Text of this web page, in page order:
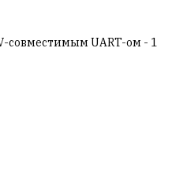
совместимым UART-ом - 1